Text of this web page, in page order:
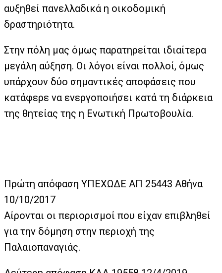
αυξηθεί πανελλαδικά η οικοδομική
δραστηριότητα.
Στην πόλη μας όμως παρατηρείται ιδιαίτερα
μεγάλη αύξηση. Οι λόγοι είναι πολλοί, όμως
υπάρχουν δύο σημαντικές αποφάσεις που
κατάφερε να ενεργοποιήσει κατά τη διάρκεια
της θητείας της η Ενωτική Πρωτοβουλία.
Πρώτη απόφαση ΥΠΕΧΩΔΕ ΑΠ 25443 Αθήνα
10/10/2017
Αίρονται οι περιορισμοί που είχαν επιβληθεί
για την δόμηση στην περιοχή της
Παλαιοπαναγιάς.